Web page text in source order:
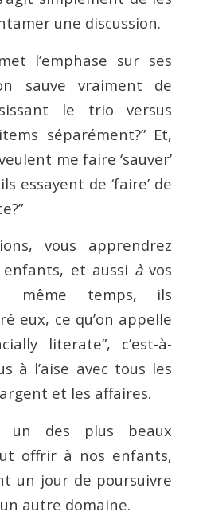
une discussion.
l’emphase sur ses
sauve vraiment de
le trio versus
séparément?” Et,
me faire ‘sauver’
essayent de ‘faire’ de
vous apprendrez
enfants, et aussi àvos
même temps, ils
eux, ce qu’on appelle
literate”, c’est-à-
à l’aise avec tous les
et les affaires.
un des plus beaux
offrir à nos enfants,
un jour de poursuivre
autre domaine.